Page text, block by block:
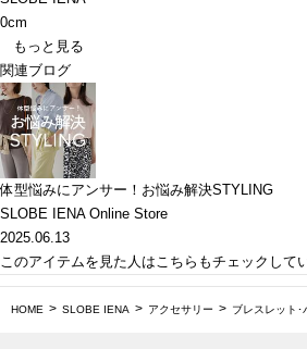
0cm
もっと見る
関連ブログ
体型悩みにアンサー！お悩み解決STYLING
SLOBE IENA Online Store
2025.06.13
このアイテムを見た人はこちらもチェックして
HOME SLOBE IENA アクセサリー ブレスレット･